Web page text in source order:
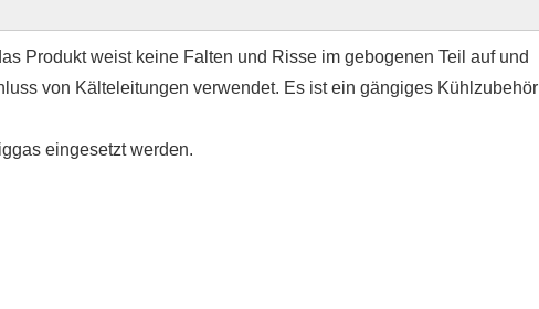
Produkt weist keine Falten und Risse im gebogenen Teil auf und
von Kälteleitungen verwendet. Es ist ein gängiges Kühlzubehör
eingesetzt werden.